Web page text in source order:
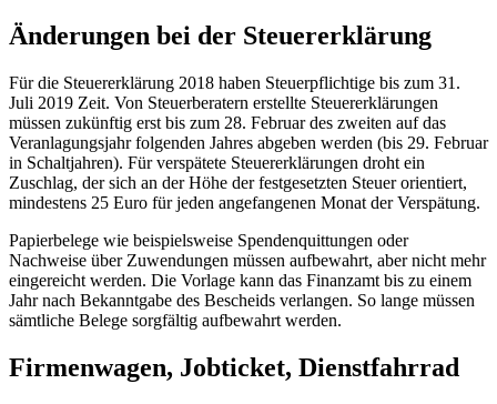
Änderungen bei der Steuererklärung
Für die Steuererklärung 2018 haben Steuerpflichtige bis zum 31.
Juli 2019 Zeit. Von Steuerberatern erstellte Steuererklärungen
müssen zukünftig erst bis zum 28. Februar des zweiten auf das
Veranlagungsjahr folgenden Jahres abgeben werden (bis 29. Februar
in Schaltjahren). Für verspätete Steuererklärungen droht ein
Zuschlag, der sich an der Höhe der festgesetzten Steuer orientiert,
mindestens 25 Euro für jeden angefangenen Monat der Verspätung.
Papierbelege wie beispielsweise Spendenquittungen oder
Nachweise über Zuwendungen müssen aufbewahrt, aber nicht mehr
eingereicht werden. Die Vorlage kann das Finanzamt bis zu einem
Jahr nach Bekanntgabe des Bescheids verlangen. So lange müssen
sämtliche Belege sorgfältig aufbewahrt werden.
Firmenwagen, Jobticket, Dienstfahrrad